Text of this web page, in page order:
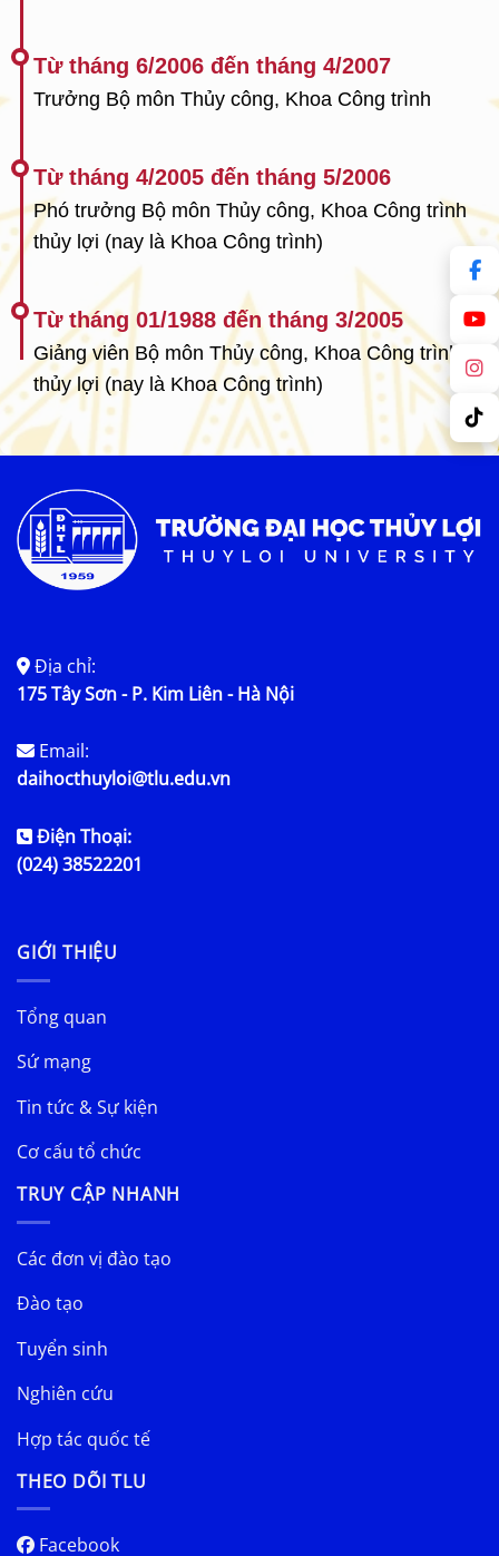
Từ tháng 6/2006 đến tháng 4/2007
Trưởng Bộ môn Thủy công, Khoa Công trình
Từ tháng 4/2005 đến tháng 5/2006
Phó trưởng Bộ môn Thủy công, Khoa Công trình
thủy lợi (nay là Khoa Công trình)
Từ tháng 01/1988 đến tháng 3/2005
Giảng viên Bộ môn Thủy công, Khoa Công trình
thủy lợi (nay là Khoa Công trình)
Địa chỉ:
175 Tây Sơn - P. Kim Liên - Hà Nội
Email:
daihocthuyloi@tlu.edu.vn
Điện Thoại:
(024) 38522201
GIỚI THIỆU
Tổng quan
Sứ mạng
Tin tức & Sự kiện
Cơ cấu tổ chức
TRUY CẬP NHANH
Các đơn vị đào tạo
Đào tạo
Tuyển sinh
Nghiên cứu
Hợp tác quốc tế
THEO DÕI TLU
Facebook